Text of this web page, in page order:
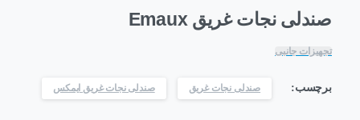
صندلی نجات غریق Emaux
تجهیزات جانبی
برچسب: صندلی نجات غریق صندلی نجات غریق ایمکس